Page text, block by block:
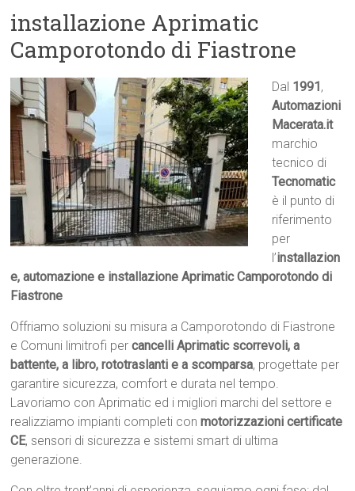
installazione Aprimatic
Camporotondo di Fiastrone
Dal 1991 ,
Automazioni
Macerata.it
marchio
tecnico di
Tecnomatic
è il punto di
riferimento
per
l’installazion
e, automazione e installazione Aprimatic Camporotondo di
Fiastrone
Offriamo soluzioni su misura a Camporotondo di Fiastrone
e Comuni limitrofi percancelli Aprimatic scorrevoli, a
battente, a libro, rototraslanti e a scomparsa, progettate per
garantire sicurezza, comfort e durata nel tempo.
Lavoriamo con Aprimatic ed i migliori marchi del settore e
realizziamo impianti completi conmotorizzazioni certificate
CE, sensori di sicurezza e sistemi smart di ultima
generazione.